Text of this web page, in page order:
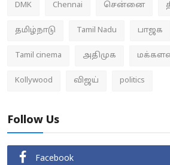
DMK Chennai சென்னை
தமிழ்நாடு Tamil Nadu பாஜக
Tamil cinema அதிமுக
Kollywood விஜய் politics
Follow Us
Facebook